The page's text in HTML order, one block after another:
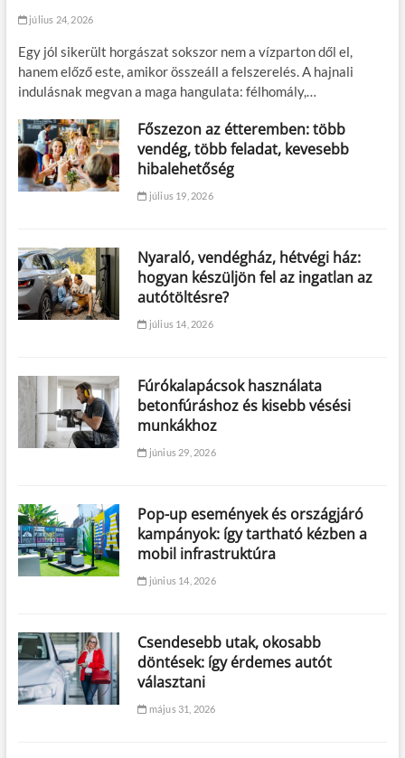
július 24, 2026
Egy jól sikerült horgászat sokszor nem a vízparton dől el,
hanem előző este, amikor összeáll a felszerelés. A hajnali
indulásnak megvan a maga hangulata: félhomály,…
Főszezon az étteremben: több
vendég, több feladat, kevesebb
hibalehetőség
július 19, 2026
Nyaraló, vendégház, hétvégi ház:
hogyan készüljön fel az ingatlan az
autótöltésre?
július 14, 2026
Fúrókalapácsok használata
betonfúráshoz és kisebb vésési
munkákhoz
június 29, 2026
Pop-up események és országjáró
kampányok: így tartható kézben a
mobil infrastruktúra
június 14, 2026
Csendesebb utak, okosabb
döntések: így érdemes autót
választani
május 31, 2026